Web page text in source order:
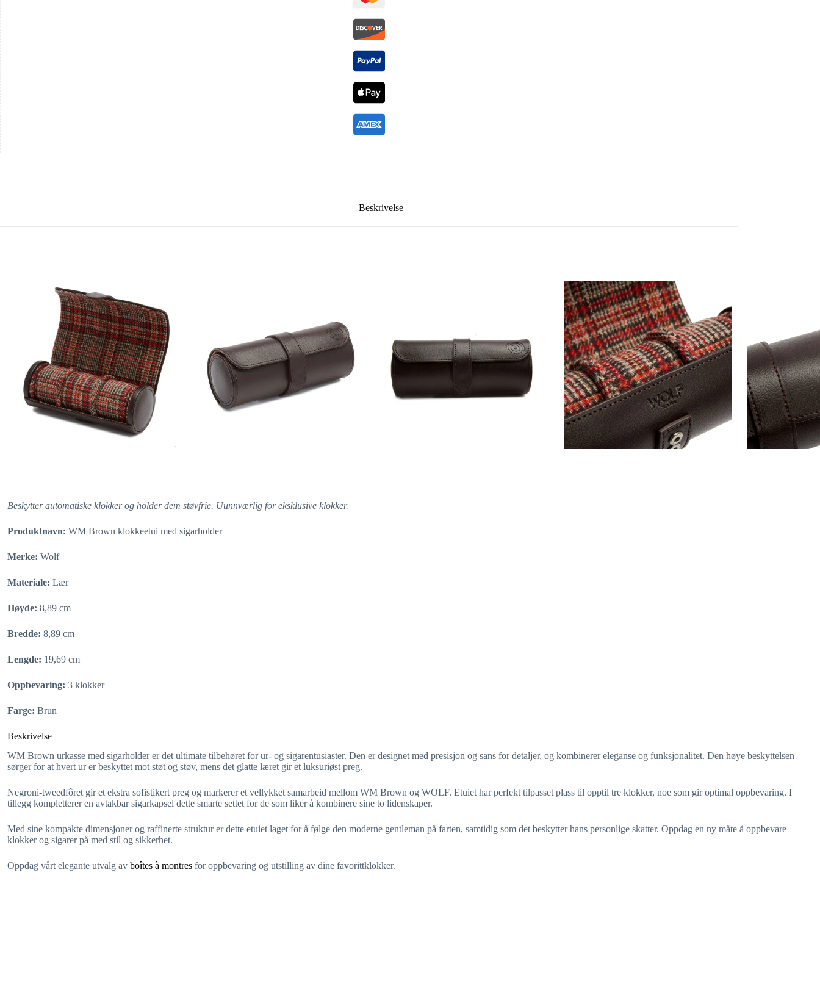
Beskrivelse
Beskytter automatiske klokker og holder dem støvfrie. Uunnværlig for eksklusive klokker.
Produktnavn: WM Brown klokkeetui med sigarholder
Merke: Wolf
Materiale: Lær
Høyde: 8,89 cm
Bredde: 8,89 cm
Lengde: 19,69 cm
Oppbevaring: 3 klokker
Farge: Brun
Beskrivelse
WM Brown urkasse med sigarholder er det ultimate tilbehøret for ur- og sigarentusiaster. Den er designet med presisjon og sans for detaljer, og kombinerer eleganse og funksjonalitet. Den høye beskyttelsen
sørger for at hvert ur er beskyttet mot støt og støv, mens det glatte læret gir et luksuriøst preg.
Negroni-tweedfôret gir et ekstra sofistikert preg og markerer et vellykket samarbeid mellom WM Brown og WOLF. Etuiet har perfekt tilpasset plass til opptil tre klokker, noe som gir optimal oppbevaring. I
tillegg kompletterer en avtakbar sigarkapsel dette smarte settet for de som liker å kombinere sine to lidenskaper.
Med sine kompakte dimensjoner og raffinerte struktur er dette etuiet laget for å følge den moderne gentleman på farten, samtidig som det beskytter hans personlige skatter. Oppdag en ny måte å oppbevare
klokker og sigarer på med stil og sikkerhet.
Oppdag vårt elegante utvalg av boîtes à montres for oppbevaring og utstilling av dine favorittklokker.